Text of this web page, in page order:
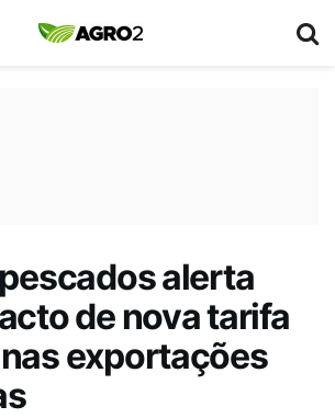
alerta
de nova tarifa
exportações